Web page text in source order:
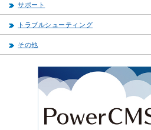
サポート
トラブルシューティング
その他